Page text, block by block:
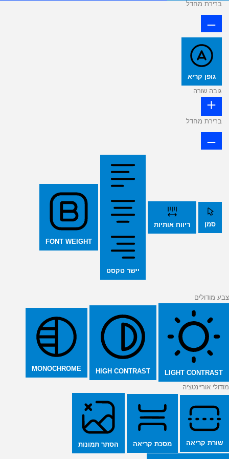
ברירת מחדל
גופן קריא
גובה שורה
ברירת מחדל
סמן ריווח אותיות
יישר טקסט
FONT WEIGHT
צבע מודולים
LIGHT CONTRAST
HIGH CONTRAST
MONOCHROME
מודולי אוריינטציה
שורת קריאה מסכת קריאה הסתר תמונות